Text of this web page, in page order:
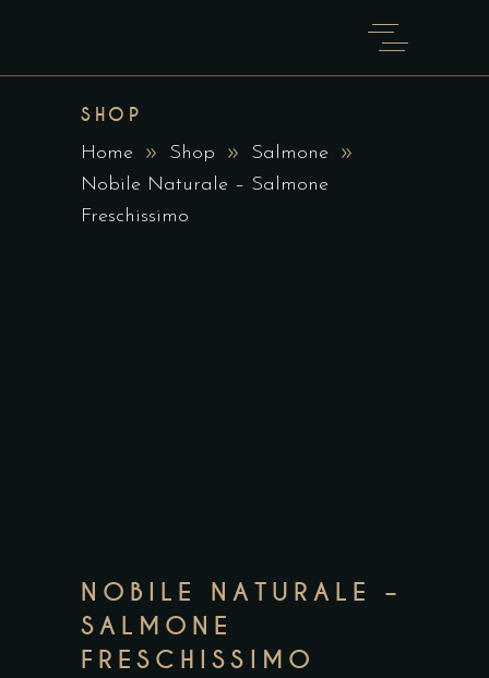
SHOP
Home Shop
Salmone
Nobile Naturale – Salmone
Freschissimo
NOBILE NATURALE –
SALMONE
FRESCHISSIMO